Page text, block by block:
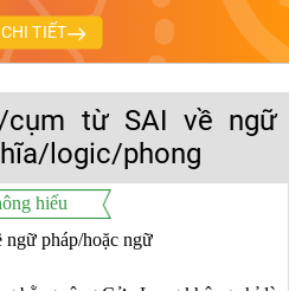
TIẾT
từ SAI về ngữ
logic/phong
hiểu
pháp/hoặc ngữ